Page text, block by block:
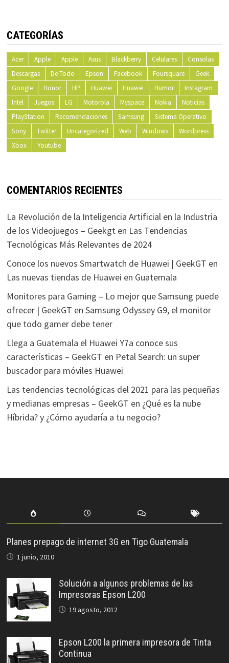
CATEGORÍAS
Acer Apple Apple Asus Blackberry Celulares
Consolas
Descargas
De Todo Epson Facebook Foursquare
Geek
Google
Honor HP Huawei Huawei Humor
Instagram
Intel
Juegos LG Motorola Myspace Nokia
Noticias
PlayStation
Recomendaciones Samsung
Sistema Operativo
Sony
Twitter Uncategorized Web Windows
Wordpress
Xbox
Youtube
COMENTARIOS RECIENTES
La Revolución de la Inteligencia Artificial en la Industria
de los Videojuegos – Geekgten Las Tendencias
Tecnológicas Más Relevantes de 2024
Conoce los nuevos Smartwatch de Huawei | GeekGT en
Las nuevas tiendas de Huawei en Guatemala
Monitores para Gaming – Lo mejor que Samsung puede
ofrecer | GeekGT en Samsung Odyssey G9, el monitor
que todo gamer debe tener
Llega a Guatemala el Huawei Y7a conoce sus
características – GeekGT en Petal Search: un super
buscador para móviles Huawei
Las tendencias tecnológicas del 2021 para las pequeñas
y medianas empresas – GeekGT en ¿Qué es la nube
Híbrida? y ¿Cómo ayudaría a tu negocio?
Planes prepago de internet 3G en Tigo Guatemala
1 junio, 2010
Solución a algunos problemas de las
Impresoras Epson L200
19 agosto, 2012
Epson L200 la primera impresora de Tinta
Continua